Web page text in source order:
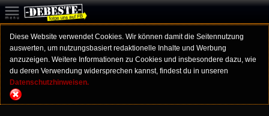
Diese Website verwendet Cookies. Wir können damit die Seitennutzung
auswerten, um nutzungsbasiert redaktionelle Inhalte und Werbung
anzuzeigen. Weitere Informationen zu Cookies und insbesondere dazu, wie
du deren Verwendung widersprechen kannst, findest du in unseren
Datenschutzhinweisen.